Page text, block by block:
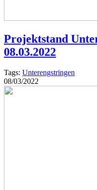
Projektstand
08.03.2022
Tags: Unterengstringen
08/03/2022